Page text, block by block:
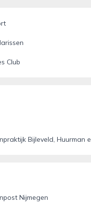
Club
Bijleveld, Huurman
Nijmegen